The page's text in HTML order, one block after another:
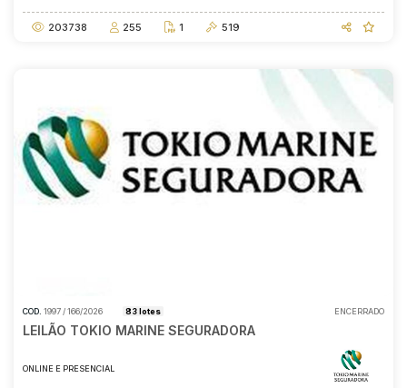
203738 255 1 519
COD. 1997 / 166/2026 83 lotes ENCERRADO
LEILÃO TOKIO MARINE SEGURADORA
ONLINE E PRESENCIAL